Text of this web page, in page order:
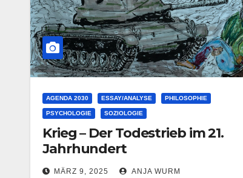
AGENDA 2030 ESSAY/ANALYSE PHILOSOPHIE
PSYCHOLOGIE SOZIOLOGIE
Krieg – Der Todestrieb im 21.
Jahrhundert
MÄRZ 9, 2025 ANJA WURM